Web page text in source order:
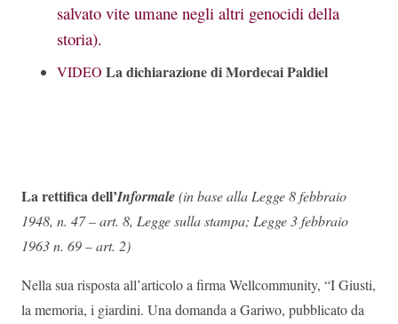
salvato vite umane negli altri genocidi della
storia).
VIDEO La dichiarazione di Mordecai Paldiel
La rettifica dell’Informale(in base alla Legge 8 febbraio
1948, n. 47 – art. 8, Legge sulla stampa; Legge 3 febbraio
1963 n. 69 – art. 2)
Nella sua risposta all’articolo a firma Wellcommunity, “I Giusti,
la memoria, i giardini. Una domanda a Gariwo, pubblicato da